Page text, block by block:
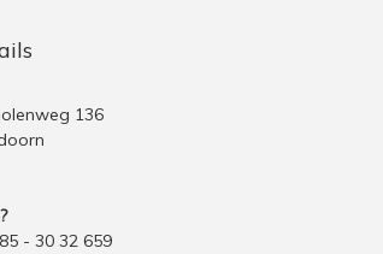
136
- 30 32 659